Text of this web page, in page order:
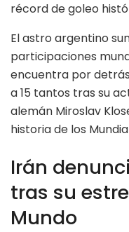
récord de goleo
El astro argentino
participaciones
encuentra por
a 15 tantos tras su
alemán Miroslav
historia de los
Irán
tras su
Mundo